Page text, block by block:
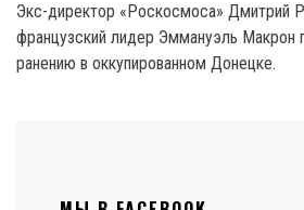
Экс-директор «Роскосмоса» Дмитрий
французский лидер Эммануэль Макрон
ранению в оккупированном Донецке.